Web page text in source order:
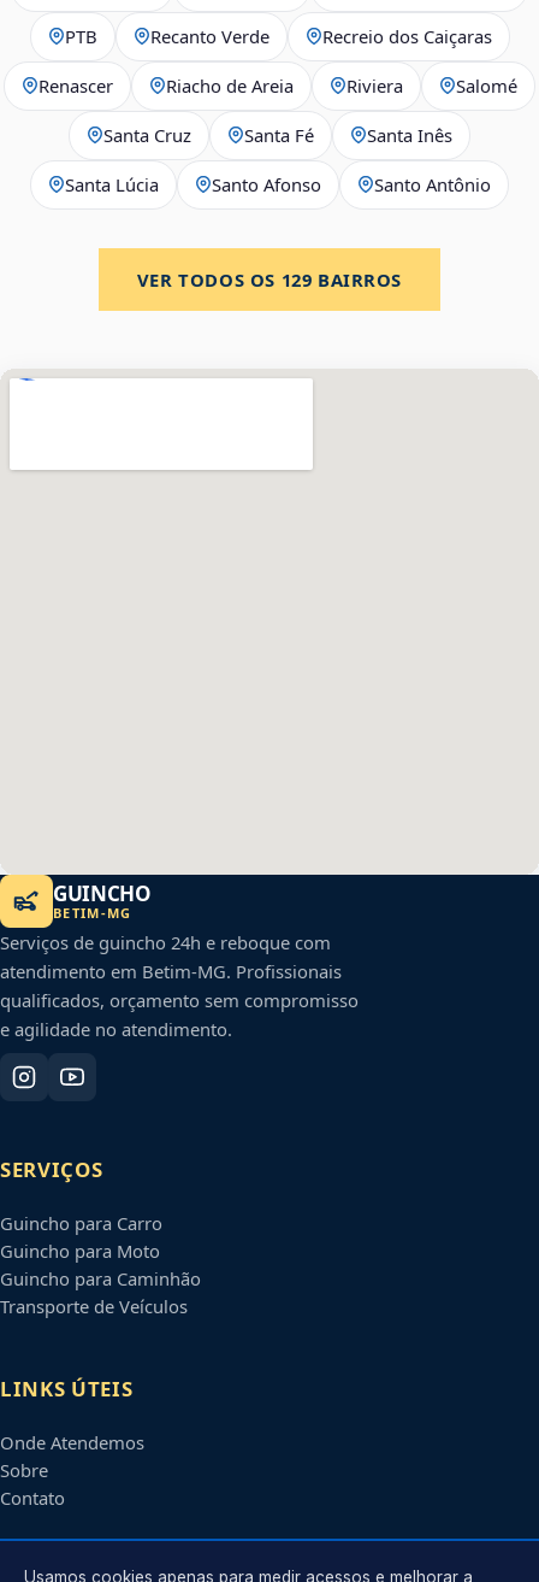
PTB Recanto Verde Recreio dos Caiçaras
Renascer Riacho de Areia Riviera Salomé
Santa Cruz Santa Fé Santa Inês
Santa Lúcia Santo Afonso Santo Antônio
VER TODOS OS 129 BAIRROS
GUINCHO
BETIM-MG
Serviços de guincho 24h e reboque com
atendimento em Betim-MG. Profissionais
qualificados, orçamento sem compromisso
e agilidade no atendimento.
SERVIÇOS
Guincho para Carro
Guincho para Moto
Guincho para Caminhão
Transporte de Veículos
LINKS ÚTEIS
Onde Atendemos
Sobre
Contato
Usamos cookies apenas para medir acessos e melhorar a